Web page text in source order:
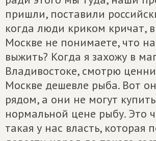
пришли, поставили
когда люди криком кричат,
Москве не понимаете, что
выжить? Когда я захожу в
Владивостоке, смотрю
Москве дешевле рыба. Вот
рядом, а они не могут
нормальной цене рыбу. Это
такая у нас власть, которая